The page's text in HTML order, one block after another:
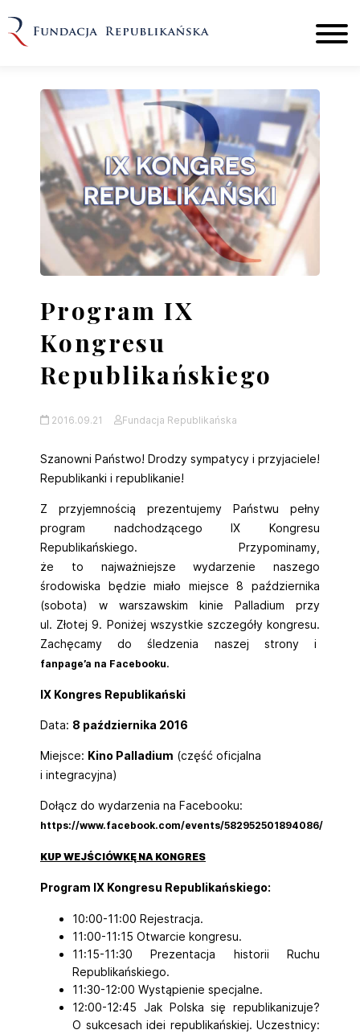
Program IX
Kongresu
Republikańskiego
2016.09.21 Fundacja Republikańska
Szanowni Państwo! Drodzy sympatycy i przyjaciele!
Republikanki i republikanie!
Z przyjemnością prezentujemy Państwu pełny
program nadchodzącego IX Kongresu
Republikańskiego. Przypominamy,
że to najważniejsze wydarzenie naszego
środowiska będzie miało miejsce 8 października
(sobota) w warszawskim kinie Palladium przy
ul. Złotej 9. Poniżej wszystkie szczegóły kongresu.
Zachęcamy do śledzenia naszej strony i
fanpage’a na Facebooku.
IX Kongres Republikański
Data: 8 października 2016
Miejsce: Kino Palladium (część oficjalna
i integracyjna)
Dołącz do wydarzenia na Facebooku:
https://www.facebook.com/events/582952501894086/
KUP WEJŚCIÓWKĘ NA KONGRES
Program IX Kongresu Republikańskiego:
10:00-11:00 Rejestracja.
11:00-11:15 Otwarcie kongresu.
11:15-11:30 Prezentacja historii Ruchu
Republikańskiego.
11:30-12:00 Wystąpienie specjalne.
12:00-12:45 Jak Polska się republikanizuje?
O sukcesach idei republikańskiej. Uczestnicy: